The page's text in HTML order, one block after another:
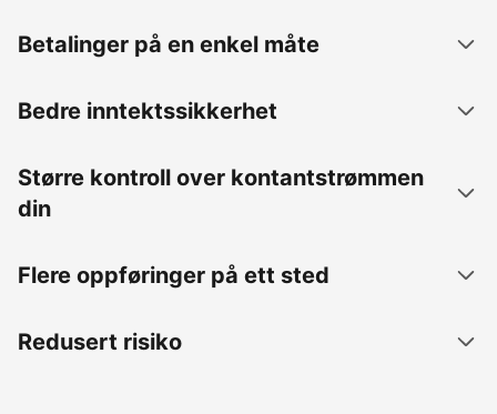
Betalinger på en enkel måte
Bedre inntektssikkerhet
Større kontroll over kontantstrømmen
din
Flere oppføringer på ett sted
Redusert risiko